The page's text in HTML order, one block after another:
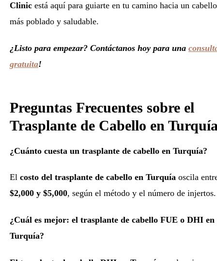
Clinic está aquí para guiarte en tu camino hacia un cabello
más poblado y saludable.
¿Listo para empezar? Contáctanos hoy para una
gratuita!
Preguntas Frecuentes sobre el
Trasplante de Cabello en
¿Cuánto cuesta un trasplante de cabello en Turquía?
El costo del trasplante de cabello en Turquía oscila
$2,000 y $5,000, según el método y el número de injertos.
¿Cuál es mejor: el trasplante de cabello FUE o DHI en
Turquía?